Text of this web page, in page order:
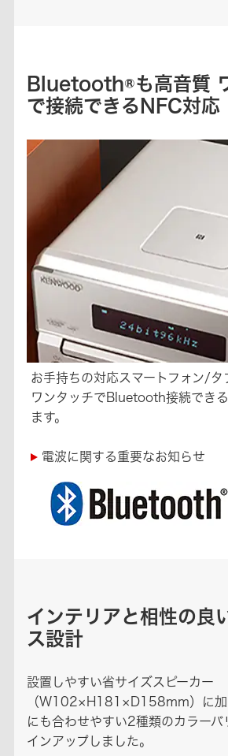
Bluetooth®も高音質
で接続できるNFC対応
お手持ちの対応スマートフォン/タ
ワンタッチでBluetooth接続でき
ます。
電波に関する重要なお知らせ
インテリアと相性の良
ス設計
設置しやすい省サイズスピーカー
（W102×H181×D158mm）に加
にも合わせやすい2種類のカラーバ
インアップしました。